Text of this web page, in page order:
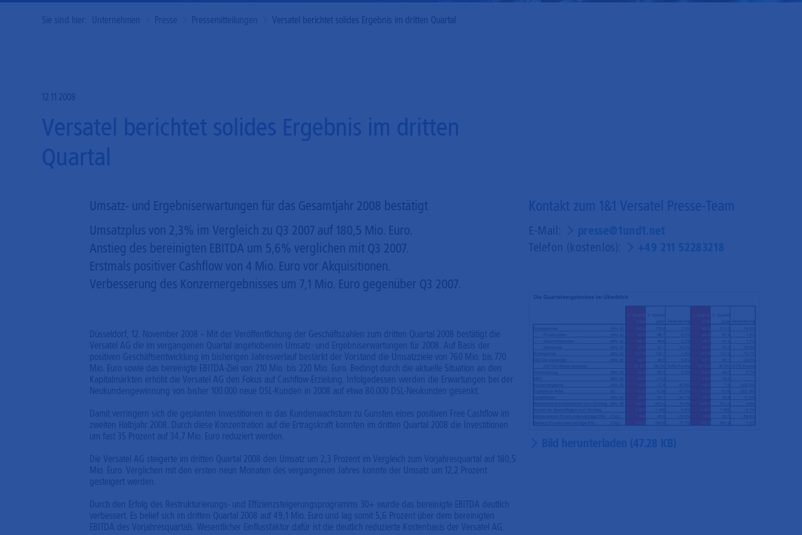
Mobilfunk
Sie sind hier: Unternehmen Presse Pressemitteilungen Versatel berichtet solides Ergebnis im dritten Quartal
12.11.2008
Versatel berichtet solides Ergebnis im dritten
Quartal
Umsatz- und Ergebniserwartungen für das Gesamtjahr 2008 bestätigt
Umsatzplus von 2,3% im Vergleich zu Q3 2007 auf 180,5 Mio. Euro.
Anstieg des bereinigten EBITDA um 5,6% verglichen mit Q3 2007.
Erstmals positiver Cashflow von 4 Mio. Euro vor Akquisitionen.
Verbesserung des Konzernergebnisses um 7,1 Mio. Euro gegenüber Q3 2007.
Düsseldorf, 12. November 2008 – Mit der Veröffentlichung der Geschäftszahlen zum dritten Quartal 2008 bestätigt die
Versatel AG die im vergangenen Quartal angehobenen Umsatz- und Ergebniserwartungen für 2008. Auf Basis der
positiven Geschäftsentwicklung im bisherigen Jahresverlauf bestärkt der Vorstand die Umsatzziele von 760 Mio. bis 770
Mio. Euro sowie das bereinigte EBITDA-Ziel von 210 Mio. bis 220 Mio. Euro. Bedingt durch die aktuelle Situation an den
Kapitalmärkten erhöht die Versatel AG den Fokus auf Cashflow-Erzielung. Infolgedessen werden die Erwartungen bei der
Neukundengewinnung von bisher 100.000 neue DSL-Kunden in 2008 auf etwa 80.000 DSL-Neukunden gesenkt.
Damit verringern sich die geplanten Investitionen in das Kundenwachstum zu Gunsten eines positiven Free Cashflow im
zweiten Halbjahr 2008. Durch diese Konzentration auf die Ertragskraft konnten im dritten Quartal 2008 die Investitionen
um fast 35 Prozent auf 34,7 Mio. Euro reduziert werden.
Die Versatel AG steigerte im dritten Quartal 2008 den Umsatz um 2,3 Prozent im Vergleich zum Vorjahresquartal auf 180,5
Mio. Euro. Verglichen mit den ersten neun Monaten des vergangenen Jahres konnte der Umsatz um 12,2 Prozent
gesteigert werden.
Durch den Erfolg des Restrukturierungs- und Effizienzsteigerungsprogramms 30+ wurde das bereinigte EBITDA deutlich
verbessert. Es belief sich im dritten Quartal 2008 auf 49,1 Mio. Euro und lag somit 5,6 Prozent über dem bereinigten
EBITDA des Vorjahresquartals. Wesentlicher Einflussfaktor dafür ist die deutlich reduzierte Kostenbasis der Versatel AG.
Kontakt zum 1&1 Versatel Presse-Team
E-Mail:
presse@1und1.net
Telefon (kostenlos):
+49 211 52283218
Bild herunterladen (47.28 KB)